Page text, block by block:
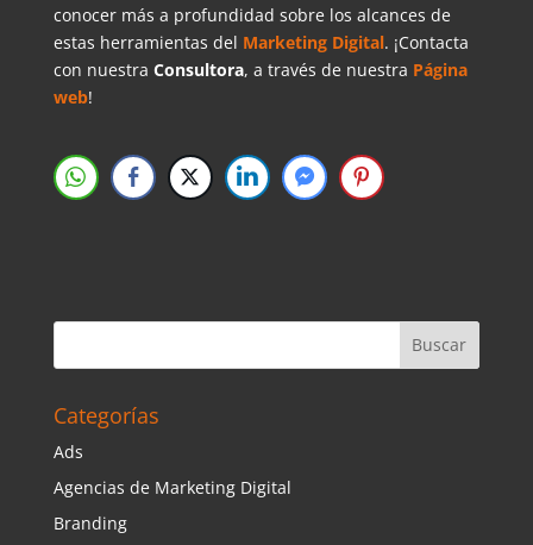
conocer más a profundidad sobre los alcances de
estas herramientas del Marketing Digital. ¡Contacta
con nuestra Consultora, a través de nuestra Página
web!
Categorías
Ads
Agencias de Marketing Digital
Branding